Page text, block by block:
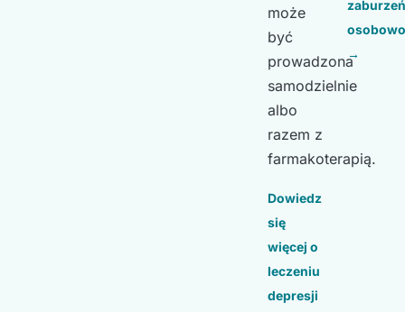
może
być
prowadzona
samodzielnie
albo
razem z
farmakoterapią.
Dowiedz
się
więcej o
leczeniu
depresji
zaburzeń
→